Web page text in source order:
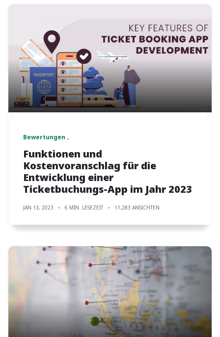
Bewertungen
Funktionen und
Kostenvoranschlag für die
Entwicklung einer
Ticketbuchungs-App im Jahr 2023
JAN 13, 2023 6 MIN. LESEZEIT 11,283 ANSICHTEN